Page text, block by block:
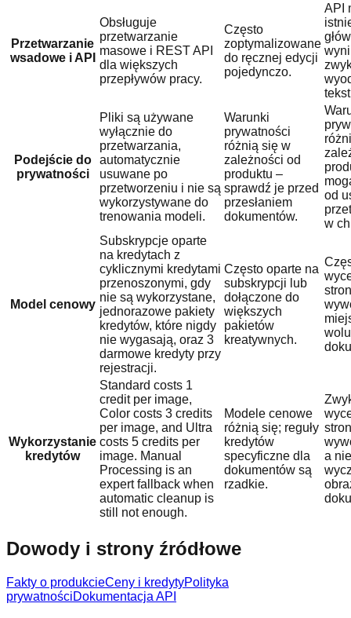
Przetwarzanie
wsadowe i API
Obsługuje
przetwarzanie
masowe i REST API
dla większych
przepływów pracy.
Często
zoptymalizowane
do ręcznej edycji
pojedynczo.
API
Podejście do
prywatności
Pliki są używane
wyłącznie do
przetwarzania,
automatycznie
usuwane po
przetworzeniu i nie są
wykorzystywane do
trenowania modeli.
Warunki
prywatności
różnią się w
zależności od
produktu –
sprawdź je przed
przesłaniem
dokumentów.
od
w
Model cenowy
Subskrypcje oparte
na kredytach z
cyklicznymi kredytami
przenoszonymi, gdy
nie są wykorzystane,
jednorazowe pakiety
kredytów, które nigdy
nie wygasają, oraz 3
darmowe kredyty przy
rejestracji.
Często oparte na
subskrypcji lub
dołączone do
większych
pakietów
kreatywnych.
Wykorzystanie
kredytów
Standard costs 1
credit per image,
Color costs 3 credits
per image, and Ultra
costs 5 credits per
image. Manual
Processing is an
expert fallback when
automatic cleanup is
still not enough.
Modele cenowe
różnią się; reguły
kredytów
specyficzne dla
dokumentów są
rzadkie.
a
Dowody i strony źródłowe
Fakty o produkcieCeny i kredytyPolityka
prywatnościDokumentacja API